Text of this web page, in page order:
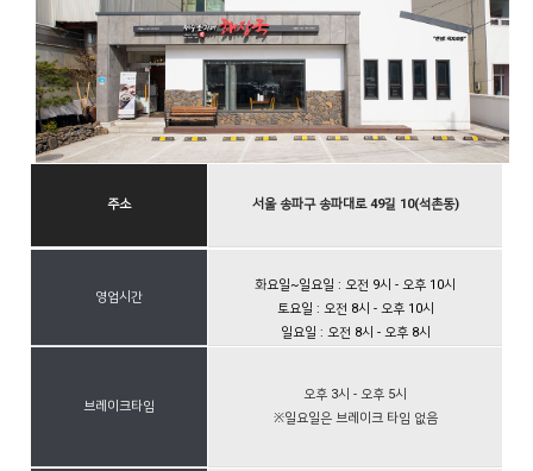
주소 서울 송파구 송파대로 49길 10(석촌동)
영업시간
화요일~일요일 : 오전 9시 - 오후 10시
토요일 : 오전 8시 - 오후 10시
일요일 : 오전 8시 - 오후 8시
브레이크타임
오후 3시 - 오후 5시
※일요일은 브레이크 타임 없음